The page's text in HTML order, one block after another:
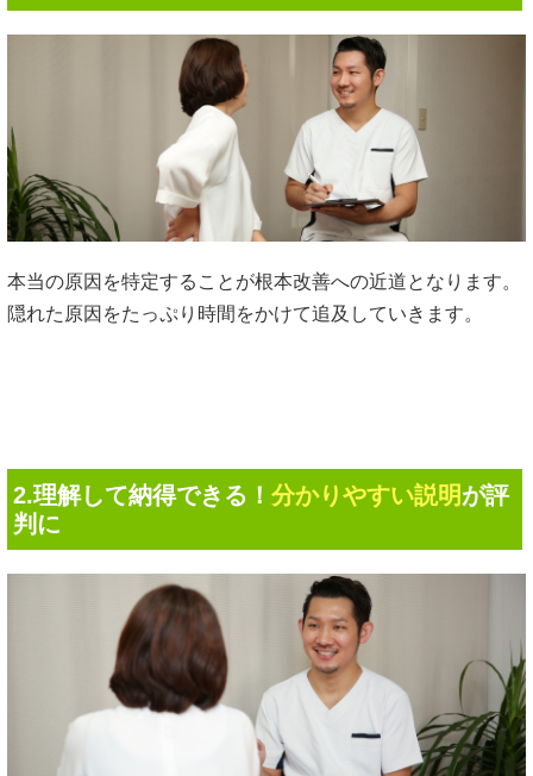
本当の原因を特定することが根本改善への近道となります。
隠れた原因をたっぷり時間をかけて追及していきます。
2.理解して納得できる！ 分かりやすい説明が評
判に